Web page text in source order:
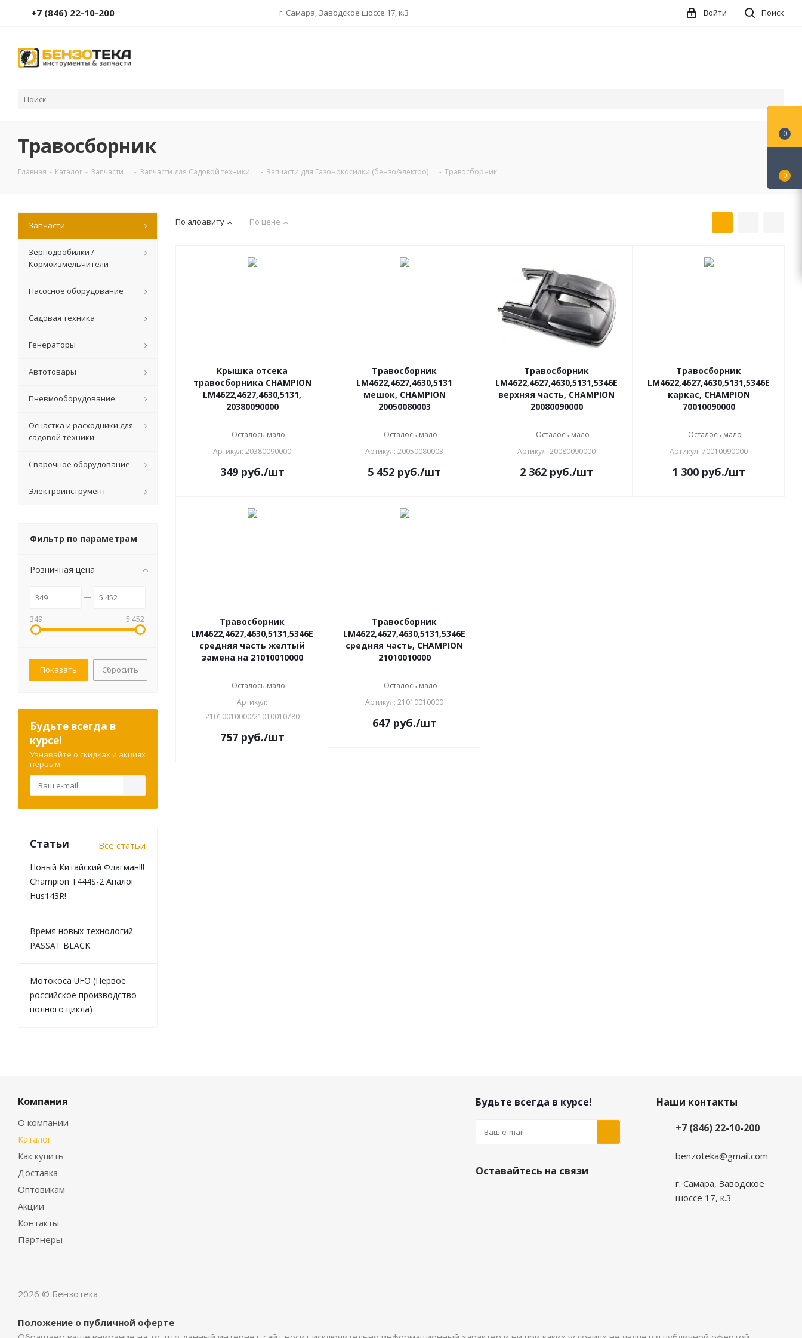
+7 (846) 22-10-200 г. Самара, Заводское шоссе 17, к.3 Поиск
Войти
Травосборник
Главная - Каталог - Запчасти - Запчасти для Садовой техники - Запчасти для Газонокосилки (бензо/электро) - Травосборник
По алфавиту По цене
Крышка отсека
травосборника CHAMPION
LM4622,4627,4630,5131,
20380090000
Осталось мало
Артикул: 20380090000
349руб./шт
Травосборник
LM4622,4627,4630,5131
мешок, CHAMPION
20050080003
Осталось мало
Артикул: 20050080003
5 452 руб./шт
Травосборник
LM4622,4627,4630,5131,5346E
верхняя часть, CHAMPION
20080090000
Осталось мало
Артикул: 20080090000
2 362 руб./шт
Травосборник
LM4622,4627,4630,5131,5346E
каркас, CHAMPION
70010090000
Осталось мало
Артикул: 70010090000
1 300 руб./шт
Травосборник
LM4622,4627,4630,5131,5346E
средняя часть желтый
замена на 21010010000
Осталось мало
Артикул:
21010010000/21010010780
757руб./шт
Травосборник
LM4622,4627,4630,5131,5346E
средняя часть, CHAMPION
21010010000
Осталось мало
Артикул: 21010010000
647руб./шт
Запчасти
Зернодробилки /
Кормоизмельчители
Насосное оборудование
Садовая техника
Генераторы
Автотовары
Пневмооборудование
Оснастка и расходники для
садовой техники
Сварочное оборудование
Электроинструмент
Фильтр по параметрам
Розничная цена
349 5 452
Сбросить
Будьте всегда в
курсе!
Узнавайте о скидках и акциях
первым
Статьи Все статьи
Новый Китайский Флагман!!!
Champion T444S-2 Аналог
Hus143R!
Время новых технологий.
PASSAT BLACK
Мотокоса UFO (Первое
российское производство
полного цикла)
Компания
О компании
Каталог
Как купить
Доставка
Оптовикам
Акции
Контакты
Партнеры
Будьте всегда в курсе!
Оставайтесь на связи
Наши контакты
+7 (846) 22-10-200
benzoteka@gmail.com
г. Самара, Заводское
шоссе 17, к.3
2026 © Бензотека
Положение о публичной оферте
0
0